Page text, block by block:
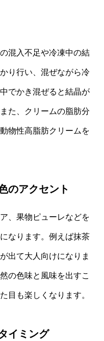
混入不足や冷凍中の結
り行い、混ぜながら冷
でかき混ぜると結晶が
た、クリームの脂肪分
物性高脂肪クリームを
のアクセント
、果物ピューレなどを
なります。例えば抹茶
出て大人向けになりま
の色味と風味を出すこ
目も楽しくなります。
イミング